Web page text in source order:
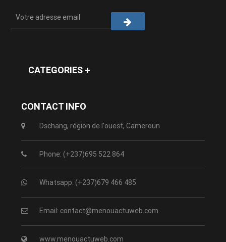
CATEGORIES +
CONTACT INFO
Dschang, région de l'ouest, Cameroun
Phone: (+237)695 522 864
Whatsapp: (+237)679 466 485
Email: contact@menouactuweb.com
www.menouactuweb.com